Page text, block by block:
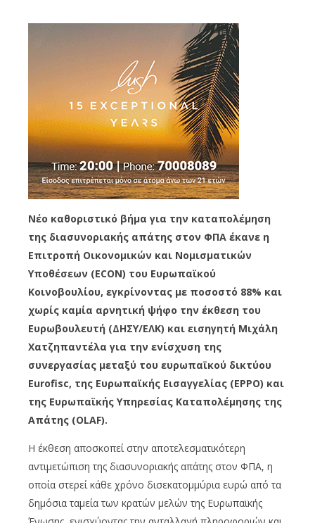
Νέο καθοριστικό βήμα για την καταπολέμηση
της διασυνοριακής απάτης στον ΦΠΑ έκανε η
Επιτροπή Οικονομικών και Νομισματικών
Υποθέσεων (ECON) του Ευρωπαϊκού
Κοινοβουλίου, εγκρίνοντας με ποσοστό 88% και
χωρίς καμία αρνητική ψήφο την έκθεση του
Ευρωβουλευτή (ΔΗΣΥ/ΕΛΚ) και εισηγητή Μιχάλη
Χατζηπαντέλα για την ενίσχυση της
συνεργασίας μεταξύ του ευρωπαϊκού δικτύου
Eurofisc, της Ευρωπαϊκής Εισαγγελίας (EPPO) και
της Ευρωπαϊκής Υπηρεσίας Καταπολέμησης της
Απάτης (OLAF).
Η έκθεση αποσκοπεί στην αποτελεσματικότερη
αντιμετώπιση της διασυνοριακής απάτης στον ΦΠΑ, η
οποία στερεί κάθε χρόνο δισεκατομμύρια ευρώ από τα
δημόσια ταμεία των κρατών μελών της Ευρωπαϊκής